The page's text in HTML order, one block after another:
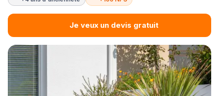
Je veux un devis gratuit